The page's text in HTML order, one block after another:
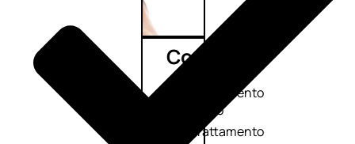
Corpo
Trattamento
corpo
Trattamento